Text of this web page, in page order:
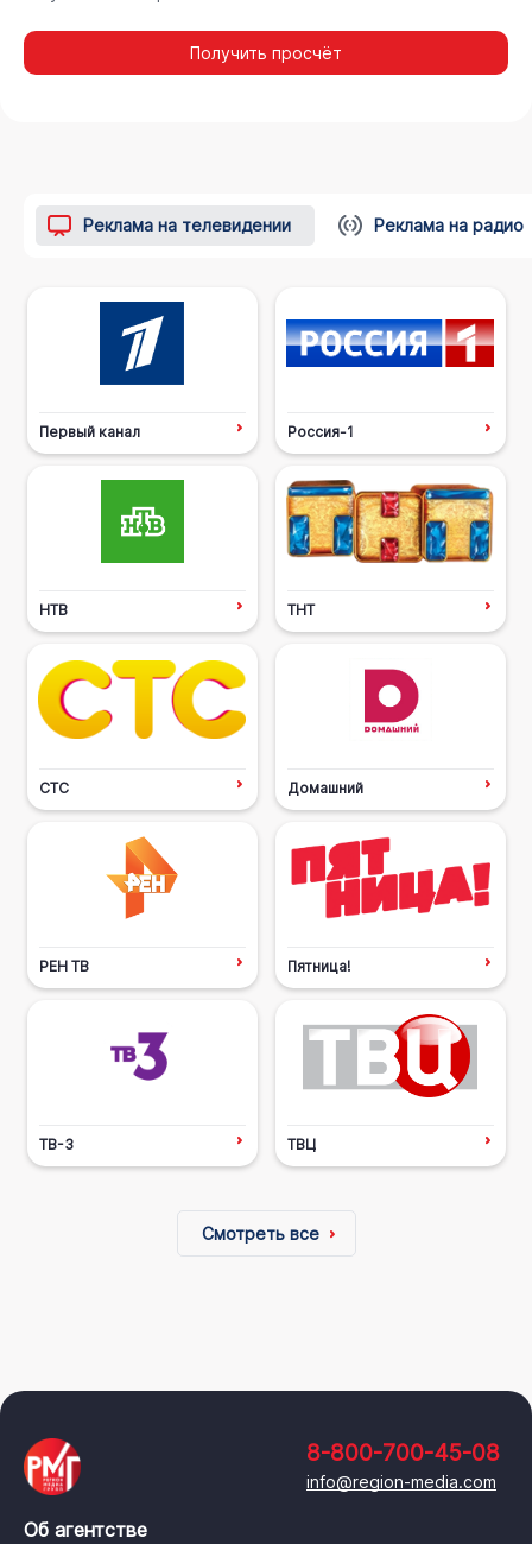
Получить просчёт
Реклама на телевидении Реклама на радио
Первый канал Россия-1
НТВ ТНТ
СТС Домашний
РЕН ТВ Пятница!
ТВ-3 ТВЦ
Смотреть все
8-800-700-45-08
info@region-media.com
Об агентстве